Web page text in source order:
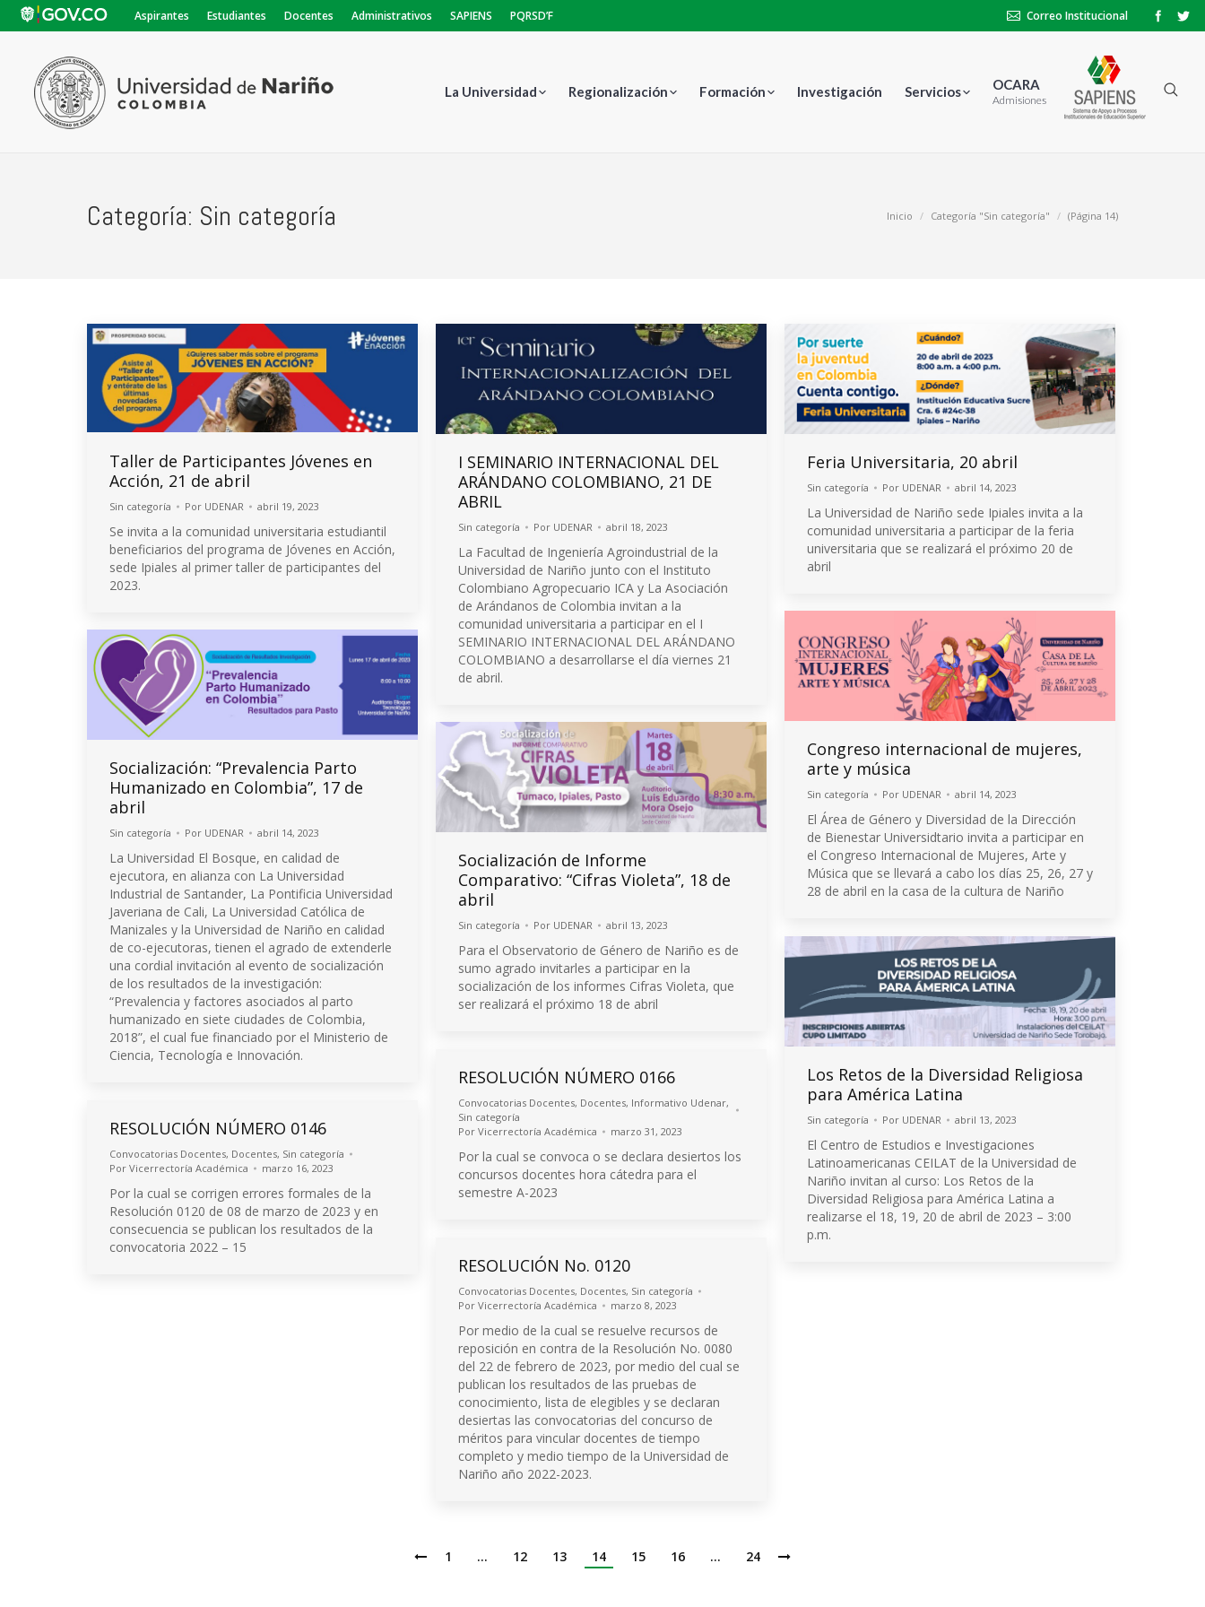
Aspirantes Estudiantes Docentes Administrativos SAPIENS PQRSD’F Correo Institucional
La Universidad Regionalización Formación Investigación Servicios OCARA
Admisiones
Categoría: Sin categoría Inicio Categoría "Sin categoría" (Página 14)
Taller de Participantes Jóvenes en
Acción, 21 de abril
Sin categoría Por UDENAR abril 19, 2023
Se invita a la comunidad universitaria estudiantil
beneficiarios del programa de Jóvenes en Acción,
sede Ipiales al primer taller de participantes del
2023.
I SEMINARIO INTERNACIONAL DEL
ARÁNDANO COLOMBIANO, 21 DE
ABRIL
Sin categoría Por UDENAR abril 18, 2023
La Facultad de Ingeniería Agroindustrial de la
Universidad de Nariño junto con el Instituto
Colombiano Agropecuario ICA y La Asociación
de Arándanos de Colombia invitan a la
comunidad universitaria a participar en el I
SEMINARIO INTERNACIONAL DEL ARÁNDANO
COLOMBIANO a desarrollarse el día viernes 21
de abril.
Feria Universitaria, 20 abril
Sin categoría Por UDENAR abril 14, 2023
La Universidad de Nariño sede Ipiales invita a la
comunidad universitaria a participar de la feria
universitaria que se realizará el próximo 20 de
abril
Congreso internacional de mujeres,
arte y música
Sin categoría Por UDENAR abril 14, 2023
El Área de Género y Diversidad de la Dirección
de Bienestar Universidtario invita a participar en
el Congreso Internacional de Mujeres, Arte y
Música que se llevará a cabo los días 25, 26, 27 y
28 de abril en la casa de la cultura de Nariño
Socialización: “Prevalencia Parto
Humanizado en Colombia”, 17 de
abril
Sin categoría Por UDENAR abril 14, 2023
La Universidad El Bosque, en calidad de
ejecutora, en alianza con La Universidad
Industrial de Santander, La Pontificia Universidad
Javeriana de Cali, La Universidad Católica de
Manizales y la Universidad de Nariño en calidad
de co-ejecutoras, tienen el agrado de extenderle
una cordial invitación al evento de socialización
de los resultados de la investigación:
“Prevalencia y factores asociados al parto
humanizado en siete ciudades de Colombia,
2018”, el cual fue financiado por el Ministerio de
Ciencia, Tecnología e Innovación.
Socialización de Informe
Comparativo: “Cifras Violeta”, 18 de
abril
Sin categoría Por UDENAR abril 13, 2023
Para el Observatorio de Género de Nariño es de
sumo agrado invitarles a participar en la
socialización de los informes Cifras Violeta, que
ser realizará el próximo 18 de abril
Los Retos de la Diversidad Religiosa
para América Latina
Sin categoría Por UDENAR abril 13, 2023
El Centro de Estudios e Investigaciones
Latinoamericanas CEILAT de la Universidad de
Nariño invitan al curso: Los Retos de la
Diversidad Religiosa para América Latina a
realizarse el 18, 19, 20 de abril de 2023 – 3:00
p.m.
RESOLUCIÓN NÚMERO 0166
Convocatorias Docentes, Docentes, Informativo Udenar,
Sin categoría
Por Vicerrectoría Académica marzo 31, 2023
Por la cual se convoca o se declara desiertos los
concursos docentes hora cátedra para el
semestre A-2023
RESOLUCIÓN NÚMERO 0146
Convocatorias Docentes, Docentes, Sin categoría
Por Vicerrectoría Académica marzo 16, 2023
Por la cual se corrigen errores formales de la
Resolución 0120 de 08 de marzo de 2023 y en
consecuencia se publican los resultados de la
convocatoria 2022 – 15
RESOLUCIÓN No. 0120
Convocatorias Docentes, Docentes, Sin categoría
Por Vicerrectoría Académica marzo 8, 2023
Por medio de la cual se resuelve recursos de
reposición en contra de la Resolución No. 0080
del 22 de febrero de 2023, por medio del cual se
publican los resultados de las pruebas de
conocimiento, lista de elegibles y se declaran
desiertas las convocatorias del concurso de
méritos para vincular docentes de tiempo
completo y medio tiempo de la Universidad de
Nariño año 2022-2023.
1 … 12 13 14 15 16 … 24